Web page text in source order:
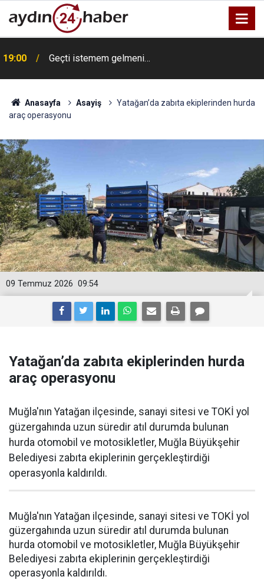
19:00 Geçti istemem gelmeni…
Anasayfa Asayiş
Yatağan’da zabıta ekiplerinden hurda
araç operasyonu
09:54
09 Temmuz 2026
Yatağan’da zabıta ekiplerinden hurda
araç operasyonu
Muğla'nın Yatağan ilçesinde, sanayi sitesi ve TOKİ yol
güzergahında uzun süredir atıl durumda bulunan
hurda otomobil ve motosikletler, Muğla Büyükşehir
Belediyesi zabıta ekiplerinin gerçekleştirdiği
operasyonla kaldırıldı.
Muğla'nın Yatağan ilçesinde, sanayi sitesi ve TOKİ yol
güzergahında uzun süredir atıl durumda bulunan
hurda otomobil ve motosikletler, Muğla Büyükşehir
Belediyesi zabıta ekiplerinin gerçekleştirdiği
operasyonla kaldırıldı.